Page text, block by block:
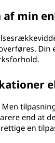
min
end at
en